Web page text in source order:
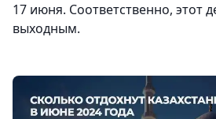
17 июня. Соответственно, этот
выходным.